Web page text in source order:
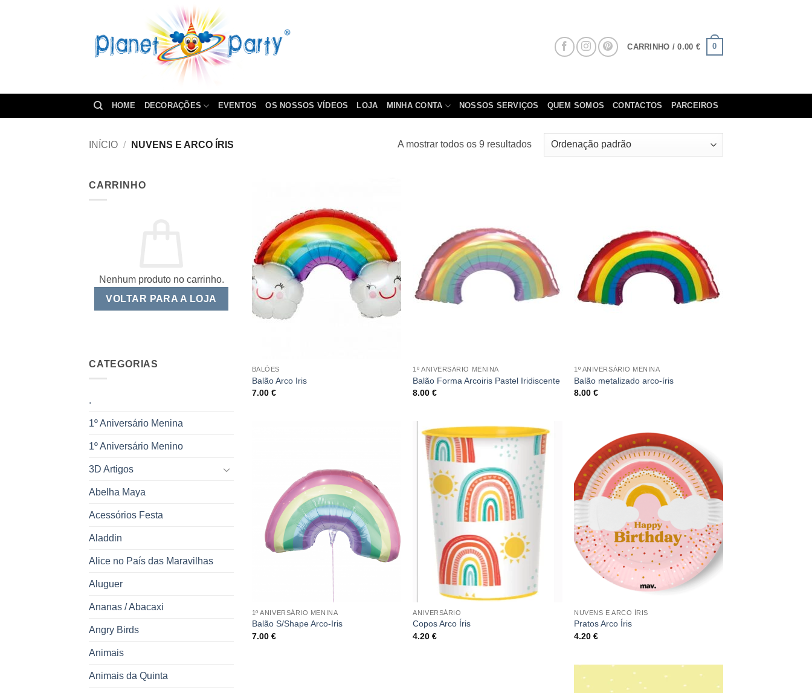
CARRINHO /0.00 € 0
HOME DECORAÇÕES EVENTOS OS NOSSOS VÍDEOS LOJA MINHA CONTA NOSSOS SERVIÇOS QUEM SOMOS CONTACTOS PARCEIROS
INÍCIO / NUVENS E ARCO ÍRIS A mostrar todos os 9 resultados
CARRINHO
Nenhum produto no carrinho.
VOLTAR PARA A LOJA
CATEGORIAS
.
1º Aniversário Menina
1º Aniversário Menino
3D Artigos
Abelha Maya
Acessórios Festa
Aladdin
Alice no País das Maravilhas
Aluguer
Ananas / Abacaxi
Angry Birds
Animais
Animais da Quinta
BALÕES
Balão Arco Iris
7.00 €
1º ANIVERSÁRIO MENINA
Balão Forma Arcoiris Pastel Iridiscente
8.00€
1º ANIVERSÁRIO MENINA
Balão metalizado arco-íris
8.00€
1º ANIVERSÁRIO MENINA
Balão S/Shape Arco-Iris
7.00 €
ANIVERSÁRIO
Copos Arco Íris
4.20€
NUVENS E ARCO ÍRIS
Pratos Arco Íris
4.20€